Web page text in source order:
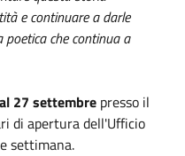
e continuare a darle
poetica che continua a
27 settembre presso il
di apertura dell'Ufficio
settimana.